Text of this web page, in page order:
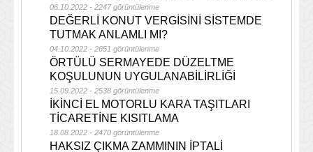
06.10.2022 - 2247 görüntülenme
DEĞERLİ KONUT VERGİSİNİ SİSTEMDE
TUTMAK ANLAMLI MI?
04.10.2022 - 2651 görüntülenme
ÖRTÜLÜ SERMAYEDE DÜZELTME
KOŞULUNUN UYGULANABİLİRLİĞİ
15.09.2022 - 2538 görüntülenme
İKİNCİ EL MOTORLU KARA TAŞITLARI
TİCARETİNE KISITLAMA
18.08.2022 - 2470 görüntülenme
HAKSIZ ÇIKMA ZAMMININ İPTALİ